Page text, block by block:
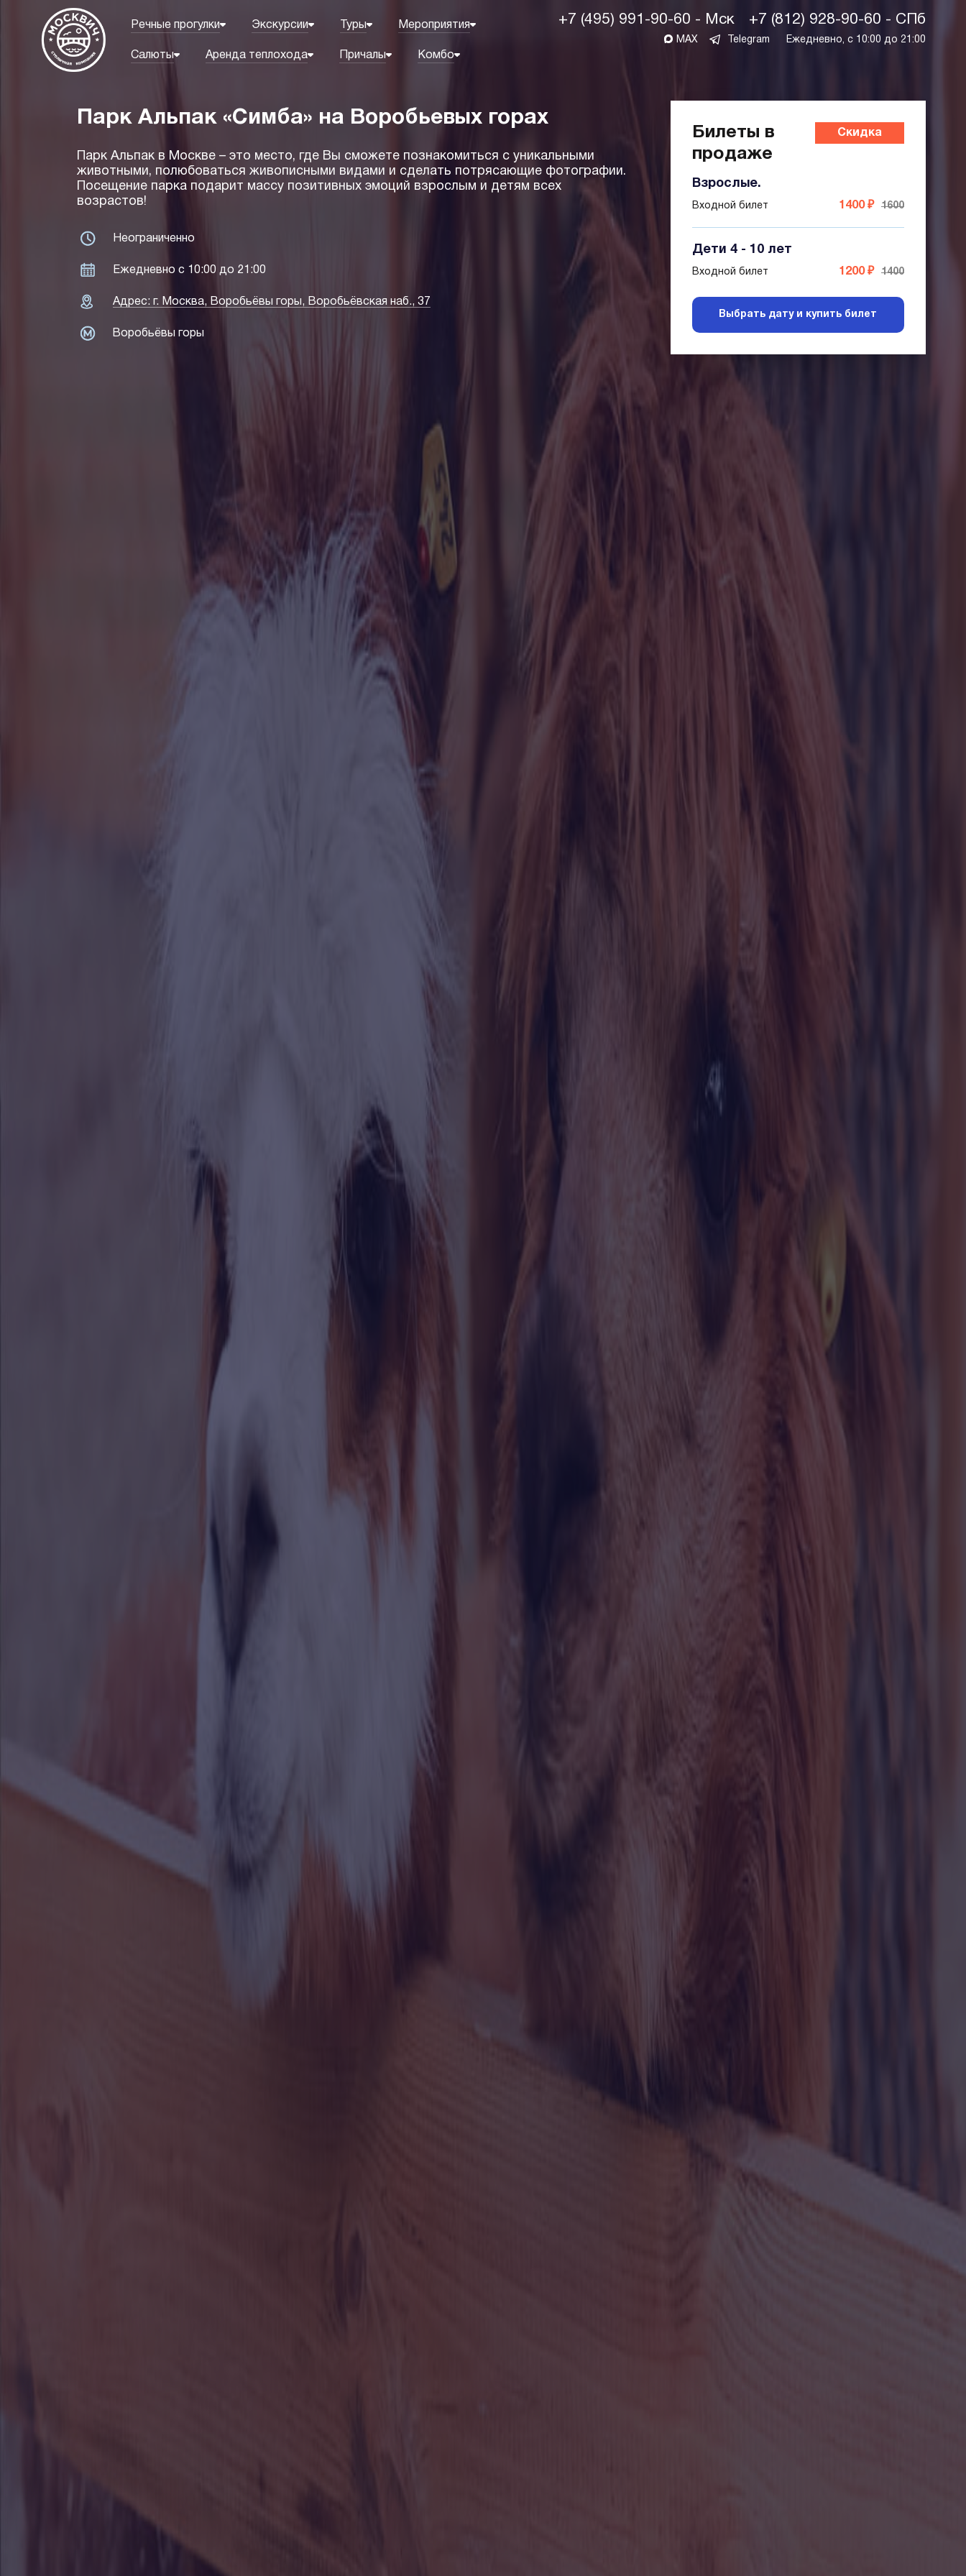
Речные прогулки Экскурсии Туры Мероприятия
Салюты Аренда теплохода Причалы Комбо
+7 (495) 991-90-60 - Мск +7 (812) 928-90-60 - СПб
MAX Telegram Ежедневно, с 10:00 до 21:00
Парк Альпак «Симба» на Воробьевых горах
Парк Альпак в Москве – это место, где Вы сможете познакомиться с уникальными
животными, полюбоваться живописными видами и сделать потрясающие фотографии.
Посещение парка подарит массу позитивных эмоций взрослым и детям всех
возрастов!
Неограниченно
Ежедневно с 10:00 до 21:00
Адрес: г. Москва, Воробьёвы горы, Воробьёвская наб., 37
Воробьёвы горы
Билеты в
продаже
Скидка
Взрослые.
Входной билет 1600
1400 ₽
Дети 4 - 10 лет
Входной билет 1400
1200 ₽
Выбрать дату и купить билет